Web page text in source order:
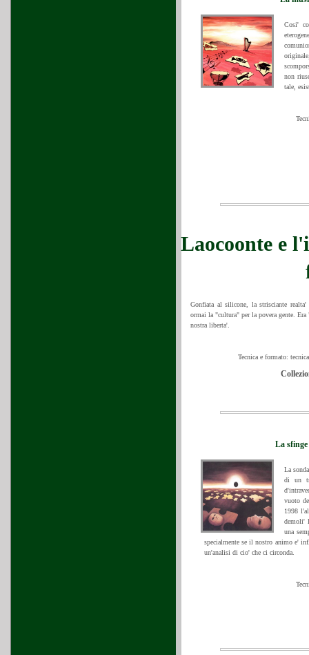
Cosi'
non
tale,
Laocoonte e
Gonfiata al silicone, la strisciante
ormai la "cultura" per la povera gente.
nostra liberta'.
Tecnica e formato:
La
La
di un
vuoto
1998
demoli'
una
specialmente se il nostro animo e'
un'analisi di cio' che ci circonda.